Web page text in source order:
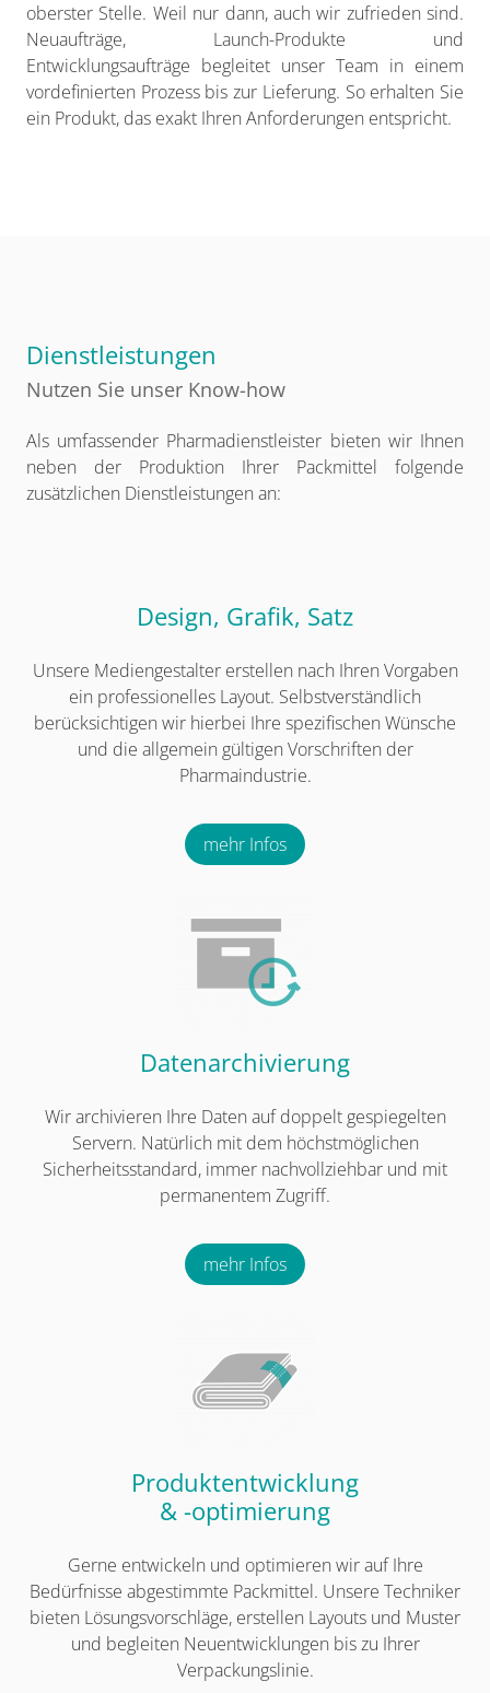
oberster Stelle. Weil nur dann, auch wir zufrieden sind.
Neuaufträge, Launch-Produkte und
Entwicklungsaufträge begleitet unser Team in einem
vordefinierten Prozess bis zur Lieferung. So erhalten Sie
ein Produkt, das exakt Ihren Anforderungen entspricht.
Dienstleistungen
Nutzen Sie unser Know-how
Als umfassender Pharmadienstleister bieten wir Ihnen
neben der Produktion Ihrer Packmittel folgende
zusätzlichen Dienstleistungen an:
Design, Grafik, Satz
Unsere Mediengestalter erstellen nach Ihren Vorgaben
ein professionelles Layout. Selbstverständlich
berücksichtigen wir hierbei Ihre spezifischen Wünsche
und die allgemein gültigen Vorschriften der
Pharmaindustrie.
mehr Infos
Datenarchivierung
Wir archivieren Ihre Daten auf doppelt gespiegelten
Servern. Natürlich mit dem höchstmöglichen
Sicherheitsstandard, immer nachvollziehbar und mit
permanentem Zugriff.
mehr Infos
Produktentwicklung
& -optimierung
Gerne entwickeln und optimieren wir auf Ihre
Bedürfnisse abgestimmte Packmittel. Unsere Techniker
bieten Lösungsvorschläge, erstellen Layouts und Muster
und begleiten Neuentwicklungen bis zu Ihrer
Verpackungslinie.